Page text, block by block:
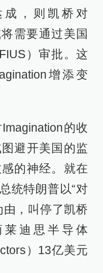
，则凯桥对
需要通过美国
）审批。这
增添变
的收
避开美国的监
的神经。就在
统特朗普以“对
由，叫停了凯桥
迪思半导体
）13亿美元